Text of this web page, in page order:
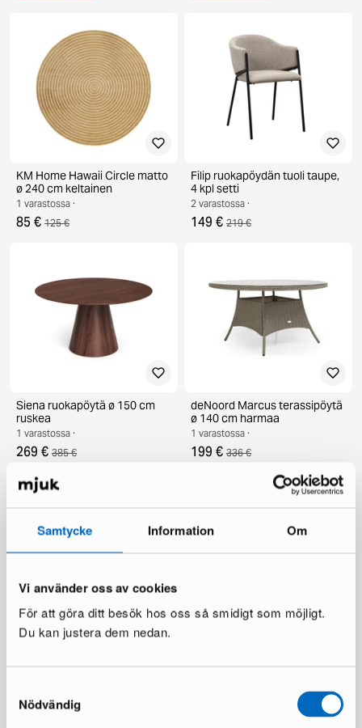
Samtycke Information Om
Vi använder oss av cookies
För att göra ditt besök hos oss så smidigt som möjligt.
Du kan justera dem nedan.
Nödvändig
KM Home Hawaii Circle matto
ø 240 cm keltainen
1 varastossa ·
85 € 125 €
Filip ruokapöydän tuoli taupe,
4 kpl setti
2 varastossa ·
149 € 219 €
Siena ruokapöytä ø 150 cm
ruskea
1 varastossa ·
269 € 385 €
deNoord Marcus terassipöytä
ø 140 cm harmaa
1 varastossa ·
199 € 336 €
tummanruskea nahka
335 € 481 €
1 varastossa ·